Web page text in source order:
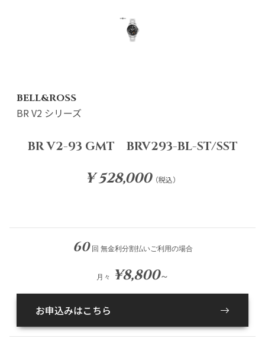
BELL&ROSS
BR V2 シリーズ
BR V2-93 GMT BRV293-BL-ST/SST
¥ 528,000（税込）
60 回 無金利分割払いご利用の場合
月々 ¥8,800～
お申込みはこちら